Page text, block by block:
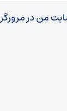
من در